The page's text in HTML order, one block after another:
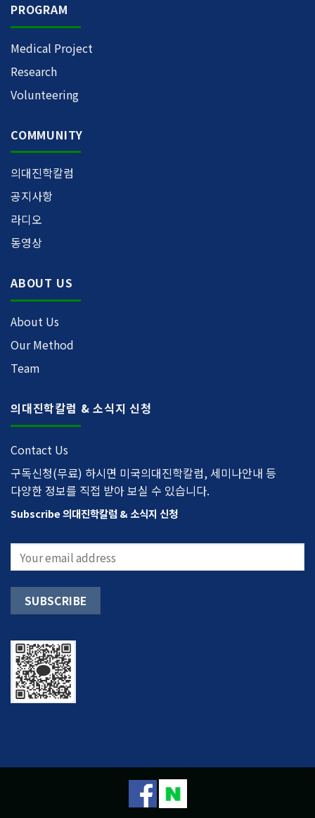
PROGRAM
Medical Project
Research
Volunteering
COMMUNITY
의대진학칼럼
공지사항
라디오
동영상
ABOUT US
About Us
Our Method
Team
의대진학칼럼 & 소식지 신청
Contact Us
구독신청(무료) 하시면 미국의대진학칼럼, 세미나안내 등
다양한 정보를 직접 받아 보실 수 있습니다.
Subscribe 의대진학칼럼 & 소식지 신청